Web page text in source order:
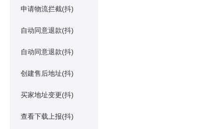
申请物流拦截(抖)
自动同意退款(抖)
自动同意退款(抖)
创建售后地址(抖)
买家地址变更(抖)
查看下载上报(抖)